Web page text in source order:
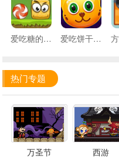
爱吃糖的小黄怪 爱吃饼干的小猫咪
热门专题
万圣节 西游